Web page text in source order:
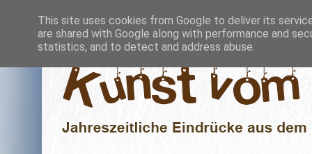
This site uses cookies from Google to deliver its
are shared with Google along with performance and
statistics, and to detect and address abuse.